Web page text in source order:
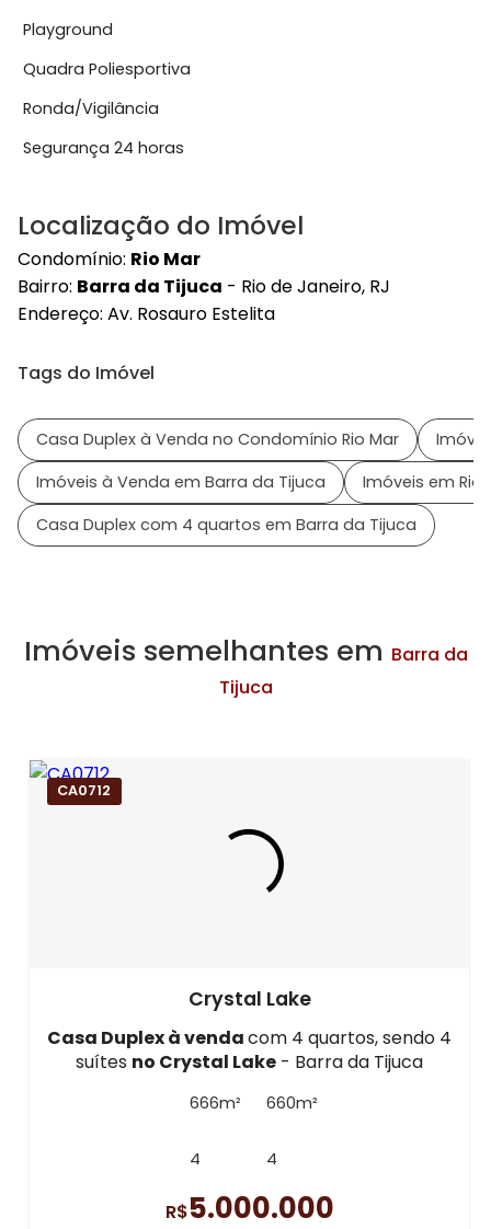
Playground
Quadra Poliesportiva
Ronda/Vigilância
Segurança 24 horas
Localização do Imóvel
Condomínio: Rio Mar
Bairro: Barra da Tijuca - Rio de Janeiro, RJ
Endereço: Av. Rosauro Estelita
Tags do Imóvel
Casa Duplex à Venda no Condomínio Rio Mar
Imóveis à Venda em Barra da Tijuca
Imóveis em Rio
Casa Duplex com 4 quartos em Barra da Tijuca
Imóveis semelhantes em Barra da
Tijuca
CA0712
Crystal Lake
Casa Duplex à vendacom 4 quartos, sendo 4
suítes no Crystal Lake - Barra da Tijuca
666m² 660m²
4 4
R$5.000.000